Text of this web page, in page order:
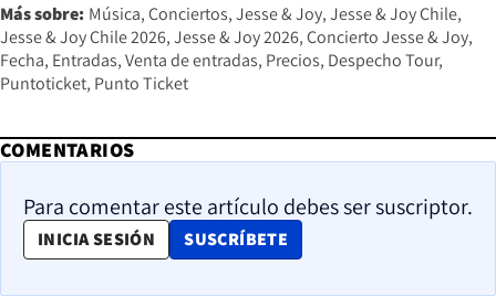
Más sobre: Música Conciertos Jesse & Joy Jesse & Joy Chile
Jesse & Joy Chile 2026 Jesse & Joy 2026 Concierto Jesse & Joy
Fecha Entradas Venta de entradas Precios Despecho Tour
Puntoticket Punto Ticket
COMENTARIOS
Para comentar este artículo debes ser suscriptor.
INICIA SESIÓN SUSCRÍBETE
OPENS IN NEW WINDOW